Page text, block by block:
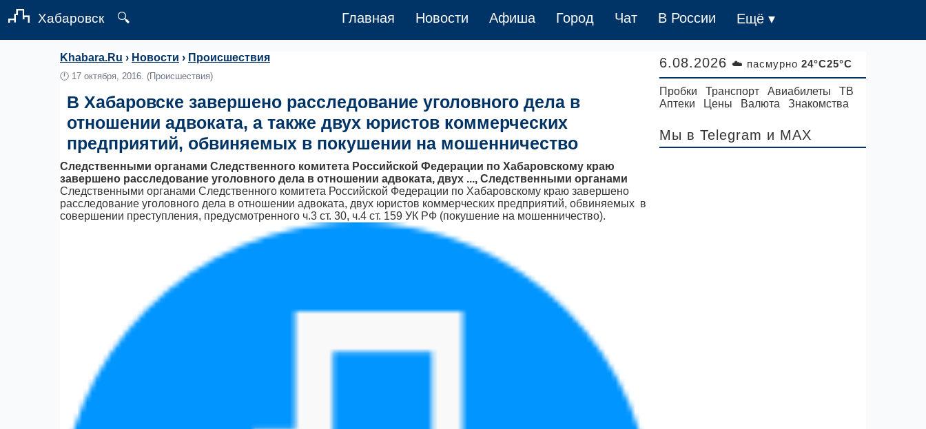
Хабаровск 🔍 Главная Новости Афиша Город Чат В России Ещё ▾
Khabara.Ru › Новости › Происшествия
🕛 17 октября, 2016. (Происшествия)
В Хабаровске завершено расследование уголовного дела в
отношении адвоката, а также двух юристов коммерческих
предприятий, обвиняемых в покушении на мошенничество
Следственными органами Следственного комитета Российской Федерации по Хабаровскому краю
завершено расследование уголовного дела в отношении адвоката, двух ..., Следственными органами
Следственными органами Следственного комитета Российской Федерации по Хабаровскому краю завершено
расследование уголовного дела в отношении адвоката, двух юристов коммерческих предприятий, обвиняемых в
совершении преступления, предусмотренного ч.3 ст. 30, ч.4 ст. 159 УК РФ (покушение на мошенничество).
6.08.2026 ☁️ пасмурно 24°C25°C
Пробки Транспорт Авиабилеты
ТВ
Аптеки
Цены Валюта Знакомства
Мы в Telegram и MAX